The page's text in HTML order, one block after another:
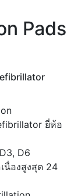
Pads
ยี่ห้อ
D6
นื่องสูงสุด 24